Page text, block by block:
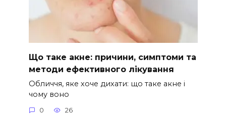
Що таке акне: причини, симптоми та
методи ефективного лікування
Обличчя, яке хоче дихати: що таке акне і
чому воно
0 26